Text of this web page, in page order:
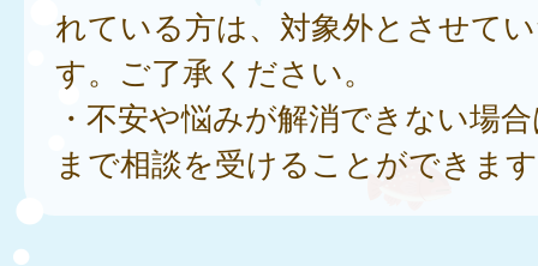
れている方は、対象外とさせて
す。ご了承ください。
・不安や悩みが解消できない場
まで相談を受けることができま